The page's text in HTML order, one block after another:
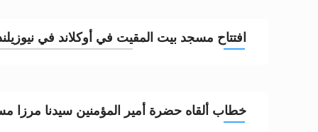
تعميم هامّ لأفراد الجماعة >> المزيد
إعلان هامّ بخصوص الرسائل
اقرأ هذا الكتاب وتعرّف على حقيقة
افتتاح مسجد بيت المقيت في أوكلاند في نيوزيلندا 2/11/
خطاب ألقاه حضرة أمير المؤمنين سيدنا مرزا